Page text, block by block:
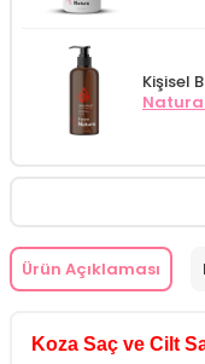
Kişisel
Natura
Ürün Açıklaması
Koza Saç ve Cilt